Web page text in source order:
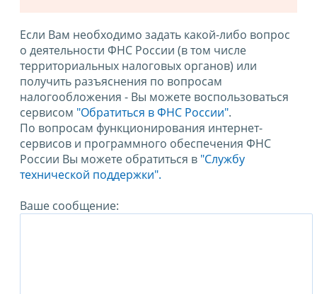
Если Вам необходимо задать какой-либо вопрос
о деятельности ФНС России (в том числе
территориальных налоговых органов) или
получить разъяснения по вопросам
налогообложения - Вы можете воспользоваться
сервисом "Обратиться в ФНС России".
По вопросам функционирования интернет-
сервисов и программного обеспечения ФНС
России Вы можете обратиться в "Службу
технической поддержки".
Ваше сообщение: